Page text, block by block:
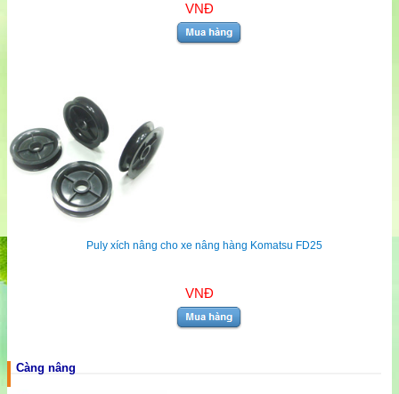
VNĐ
Puly xích nâng cho xe nâng hàng Komatsu FD25
VNĐ
Càng nâng